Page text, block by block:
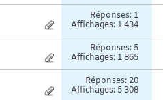
Réponses: 1
Affichages: 1 434
Réponses: 5
Affichages: 1 865
Réponses: 20
Affichages: 5 308